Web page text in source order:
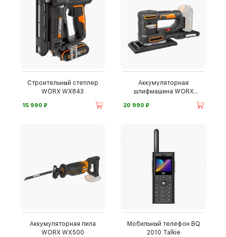
Строительный степлер
WORX WX843
15 990 ⃏
Аккумуляторная
шлифмашина WORX
20 990 ⃏
Аккумуляторная пила
WORX WX500
Мобильный телефон BQ
2010 Talkie